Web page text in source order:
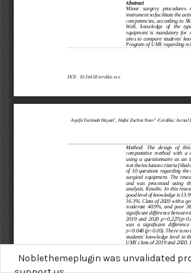
Noblethemeplugin was unvalidated